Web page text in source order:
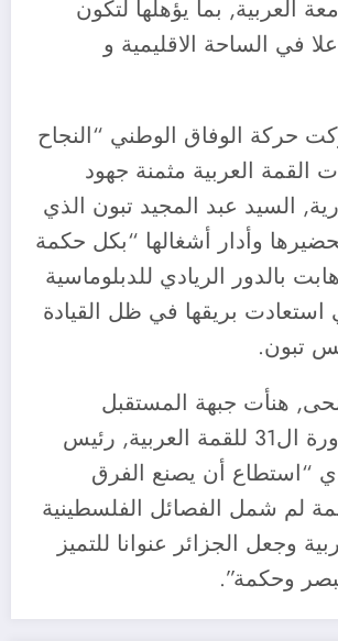
العربية, بما يؤهلها لتكون
في الساحة الاقليمية و
حركة الوفاق الوطني “النجاح
القمة العربية مثمنة جهود
السيد عبد المجيد تبون الذي
وأدار أشغالها “بكل حكمة
بالدور الريادي للدبلوماسية
استعادت بريقها في ظل القيادة
تبون.
هنأت جبهة المستقبل
“مهندس” الدورة ال31 للقمة العربية, رئيس
“استطاع أن يصنع الفرق
لم شمل الفصائل الفلسطينية
وجعل الجزائر عنوانا للتميز
وحكمة”.